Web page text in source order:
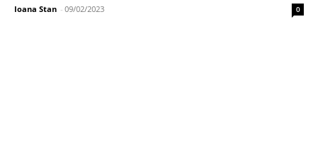
Ioana Stan - 09/02/2023 0